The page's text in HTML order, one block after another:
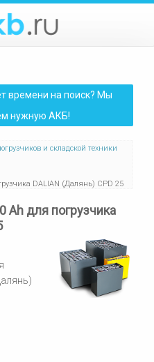
времени на поиск? Мы
нужную АКБ!
и складской техники
DALIAN (Далянь) CPD 25
Ah для погрузчика